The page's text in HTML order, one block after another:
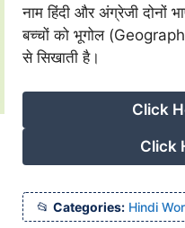
नाम हिंदी और अंग्रेजी
बच्चों को भूगोल
से सिखाती है।
Click
Click
Categories: Hindi